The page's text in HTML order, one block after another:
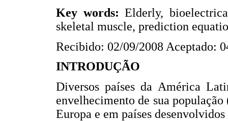
Key words: Elderly,
skeletal muscle, prediction
Recibido: 02/09/2008 Aceptado:
INTRODUÇÃO
Diversos países da América
envelhecimento de sua
Europa e em países